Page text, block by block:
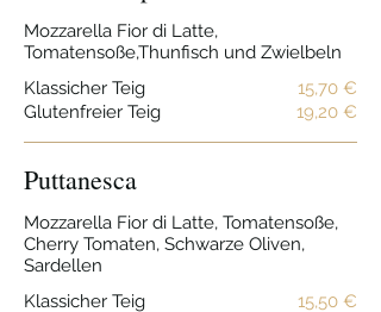
Mozzarella Fior di Latte,
Tomatensoße,Thunfisch und Zwielbeln
Klassicher Teig
15,70 €
Glutenfreier Teig
19,20 €
Puttanesca
Mozzarella Fior di Latte, Tomatensoße,
Cherry Tomaten, Schwarze Oliven,
Sardellen
Klassicher Teig
15,50 €